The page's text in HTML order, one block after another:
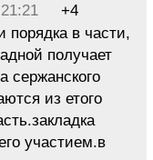
+4
порядка в части,
получает
сержанского
из етого
участием.в